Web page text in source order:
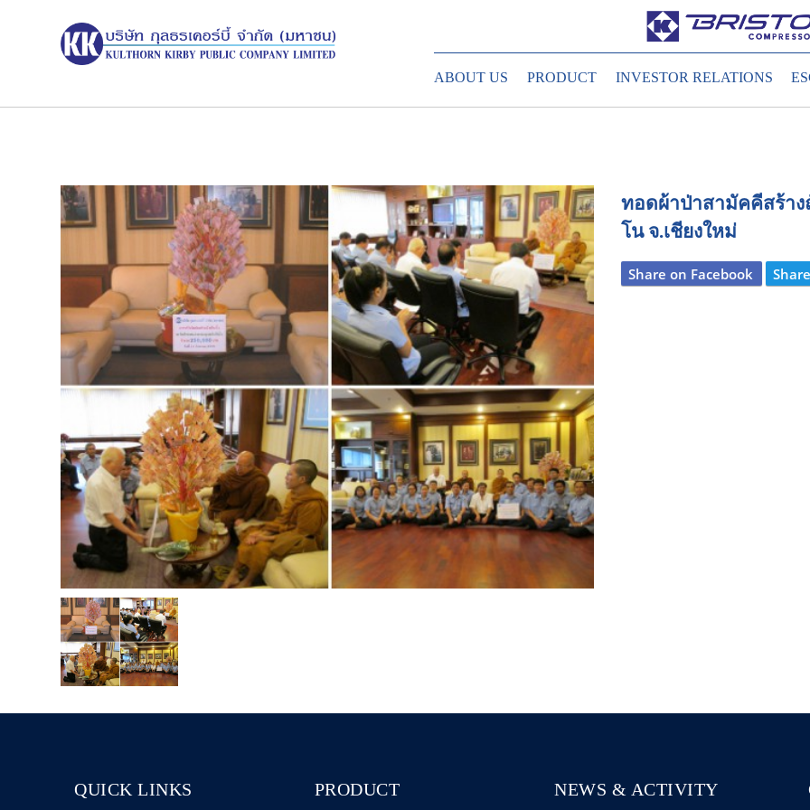
ABOUT US PRODUCT INVESTOR RELATIONS
ทอดผ้าป่าสามัคคีสร้า
โน จ.เชียงใหม่
Share on Facebook
QUICK LINKS PRODUCT NEWS & ACTIVITY